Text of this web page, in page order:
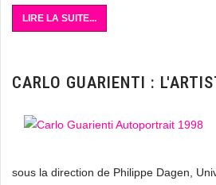
LIRE LA SUITE...
CARLO GUARIENTI :
sous la direction de Philippe Dagen,